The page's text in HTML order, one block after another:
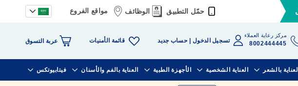
حمّل التطبيق الوظائف مواقع الفروع
مركز رعاية العملاء
8002444445 تسجيل الدخول حساب جديد قائمة الأمنيات عربة التسوق
العناية بالشعر العناية الشخصية الأجهزة الطبية العناية بالفم والأسنان فيتابيوتكس